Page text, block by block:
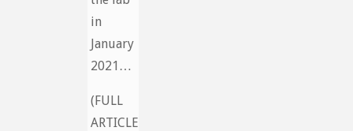
in
January
2021…
(FULL
ARTICLE